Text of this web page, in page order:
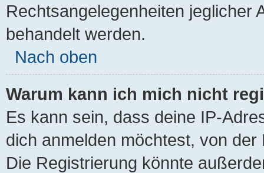
Rechtsangelegenheiten jeglicher
behandelt werden.
Nach oben
Warum kann ich mich nicht
Es kann sein, dass deine IP-
dich anmelden möchtest, von
Die Registrierung könnte